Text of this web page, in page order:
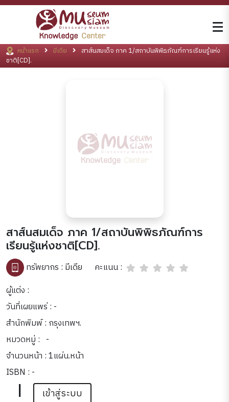
หน้าแรก มีเดีย
สาส์นสมเด็จ ภาค 1/สถาบันพิพิธภัณฑ์การเรียนรู้แห่ง
ชาติ[CD].
สาส์นสมเด็จ ภาค 1/สถาบันพิพิธภัณฑ์การ
เรียนรู้แห่งชาติ[CD].
ทรัพยากร : มีเดีย
คะแนน :
ผู้แต่ง :
วันที่เผยแพร่ : -
สำนักพิมพ์ : กรุงเทพฯ.
หมวดหมู่ : -
จำนวนหน้า : 1แผ่น.หน้า
ISBN : -
| เข้าสู่ระบบ